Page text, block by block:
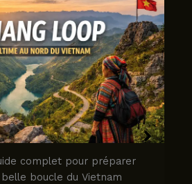
complet pour préparer
boucle du Vietnam